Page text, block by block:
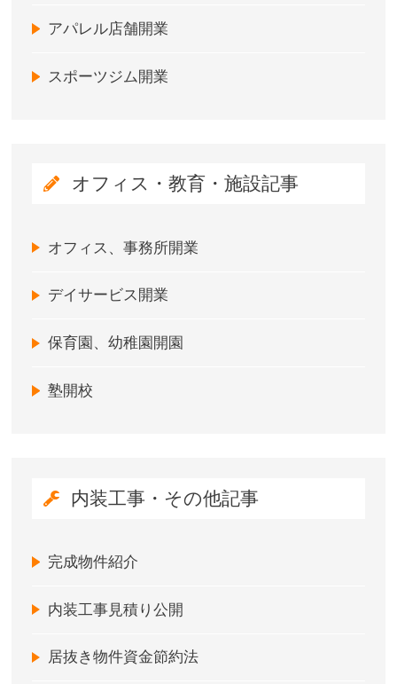
アパレル店舗開業
スポーツジム開業
オフィス・教育・施設記事
オフィス、事務所開業
デイサービス開業
保育園、幼稚園開園
塾開校
内装工事・その他記事
完成物件紹介
内装工事見積り公開
居抜き物件資金節約法